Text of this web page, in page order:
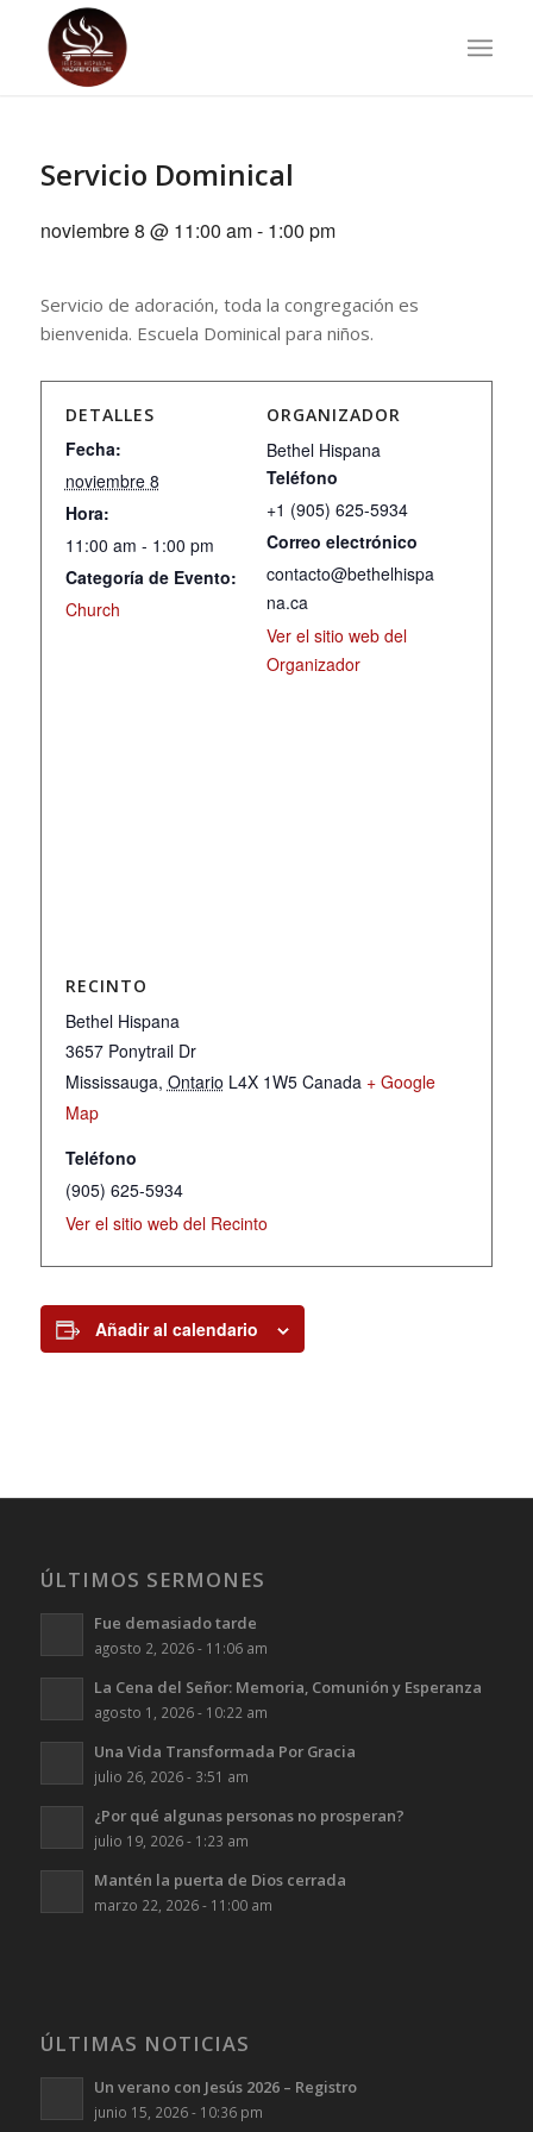
Servicio Dominical
noviembre 8 @ 11:00 am- 1:00 pm
Servicio de adoración, toda la congregación es
bienvenida. Escuela Dominical para niños.
DETALLES
Fecha:
noviembre 8
Hora:
11:00 am - 1:00 pm
Categoría de Evento:
Church
ORGANIZADOR
Bethel Hispana
Teléfono
+1 (905) 625-5934
Correo electrónico
contacto@bethelhispa
na.ca
Ver el sitio web del
Organizador
RECINTO
Bethel Hispana
3657 Ponytrail Dr
Mississauga, Ontario L4X 1W5 Canada + Google
Map
Teléfono
(905) 625-5934
Ver el sitio web del Recinto
Añadir al calendario
ÚLTIMOS SERMONES
Fue demasiado tarde
agosto 2, 2026 - 11:06 am
La Cena del Señor: Memoria, Comunión y Esperanza
agosto 1, 2026 - 10:22 am
Una Vida Transformada Por Gracia
julio 26, 2026 - 3:51 am
¿Por qué algunas personas no prosperan?
julio 19, 2026 - 1:23 am
Mantén la puerta de Dios cerrada
marzo 22, 2026 - 11:00 am
ÚLTIMAS NOTICIAS
Un verano con Jesús 2026 – Registro
junio 15, 2026 - 10:36 pm